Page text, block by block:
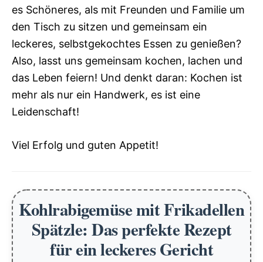
es Schöneres, als mit Freunden und Familie um
den Tisch zu sitzen und gemeinsam ein
leckeres, selbstgekochtes Essen zu genießen?
Also, lasst uns gemeinsam kochen, lachen und
das Leben feiern! Und denkt daran: Kochen ist
mehr als nur ein Handwerk, es ist eine
Leidenschaft!
Viel Erfolg und guten Appetit!
Kohlrabigemüse mit Frikadellen
Spätzle: Das perfekte Rezept
für ein leckeres Gericht